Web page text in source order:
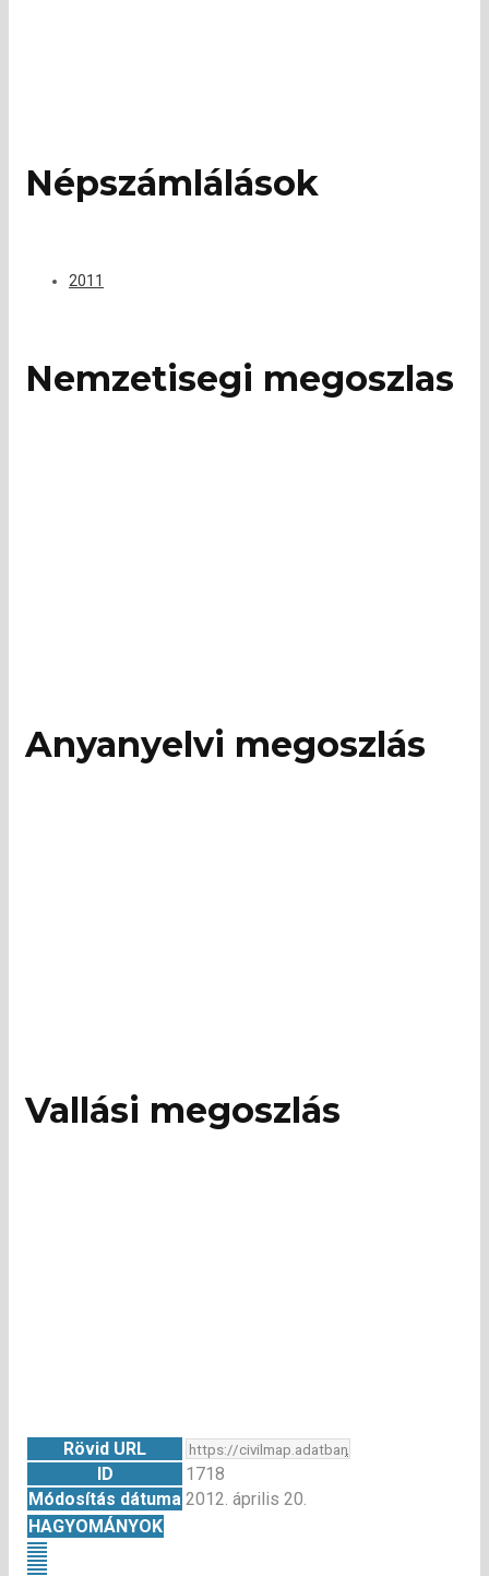
Népszámlálások
2011
Nemzetisegi megoszlas
Anyanyelvi megoszlás
Vallási megoszlás
Rövid URL
ID
1718
Módosítás dátuma 2012. április 20.
HAGYOMÁNYOK